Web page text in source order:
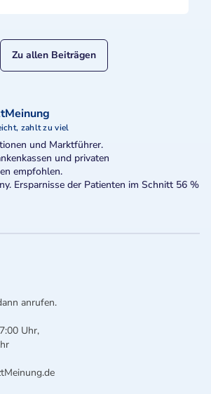
Zu allen Beiträgen
zahlt zu viel
und Marktführer.
und privaten
empfohlen.
Ersparnisse der Patienten im Schnitt 56 %
anrufen.
Uhr,